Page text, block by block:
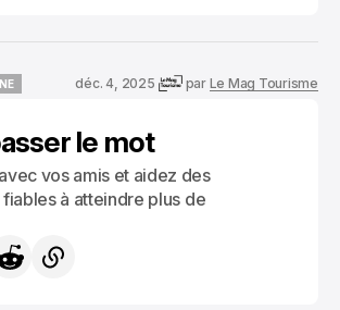
déc. 4, 2025 par Le Mag Tourisme
le mot
vos amis et aidez des
à atteindre plus de